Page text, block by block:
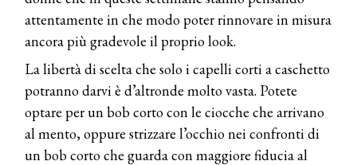
attentamente in che modo poter rinnovare in misura
ancora più gradevole il proprio look.
La libertà di scelta che solo i capelli corti a caschetto
potranno darvi è d’altronde molto vasta. Potete
optare per un bob corto con le ciocche che arrivano
al mento, oppure strizzare l’occhio nei confronti di
un bob corto che guarda con maggiore fiducia al